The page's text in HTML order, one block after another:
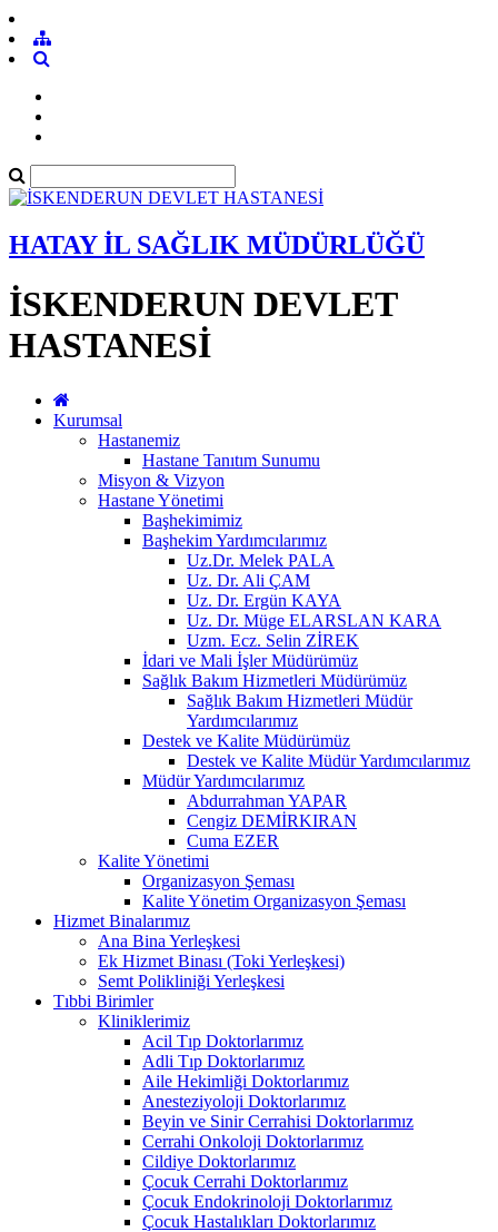
HATAY İL SAĞLIK MÜDÜRLÜĞÜ
İSKENDERUN DEVLET
HASTANESİ
Kurumsal
Hastanemiz
Hastane Tanıtım Sunumu
Misyon & Vizyon
Hastane Yönetimi
Başhekimimiz
Başhekim Yardımcılarımız
Uz.Dr. Melek PALA
Uz. Dr. Ali ÇAM
Uz. Dr. Ergün KAYA
Uz. Dr. Müge ELARSLAN KARA
Uzm. Ecz. Selin ZİREK
İdari ve Mali İşler Müdürümüz
Sağlık Bakım Hizmetleri Müdürümüz
Sağlık Bakım Hizmetleri Müdür
Yardımcılarımız
Destek ve Kalite Müdürümüz
Destek ve Kalite Müdür Yardımcılarımız
Müdür Yardımcılarımız
Abdurrahman YAPAR
Cengiz DEMİRKIRAN
Cuma EZER
Kalite Yönetimi
Organizasyon Şeması
Kalite Yönetim Organizasyon Şeması
Hizmet Binalarımız
Ana Bina Yerleşkesi
Ek Hizmet Binası (Toki Yerleşkesi)
Semt Polikliniği Yerleşkesi
Tıbbi Birimler
Kliniklerimiz
Acil Tıp Doktorlarımız
Adli Tıp Doktorlarımız
Aile Hekimliği Doktorlarımız
Anesteziyoloji Doktorlarımız
Beyin ve Sinir Cerrahisi Doktorlarımız
Cerrahi Onkoloji Doktorlarımız
Cildiye Doktorlarımız
Çocuk Cerrahi Doktorlarımız
Çocuk Endokrinoloji Doktorlarımız
Çocuk Hastalıkları Doktorlarımız